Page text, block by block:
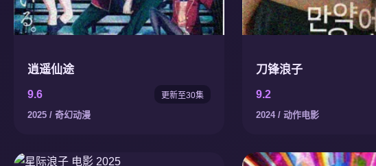
逍遥仙途
9.6 更新至30集
2025 / 奇幻动漫
刀锋浪子
9.2
2024 / 动作电影